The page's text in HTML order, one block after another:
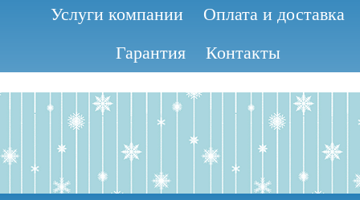
Услуги компании
Оплата и доставка
Гарантия
Контакты